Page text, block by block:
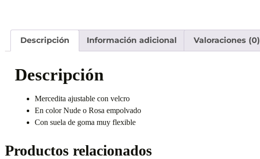
Descripción Información adicional Valoraciones (0)
Descripción
Mercedita ajustable con velcro
En color Nude o Rosa empolvado
Con suela de goma muy flexible
Productos relacionados